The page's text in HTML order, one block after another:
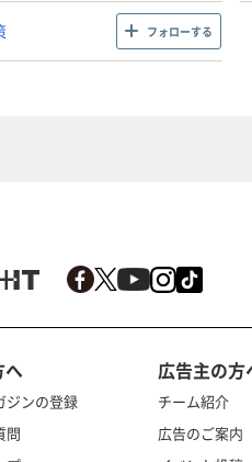
フォローする
へ
ジンの登録
問
広告主の方
チーム紹介
広告のご案内